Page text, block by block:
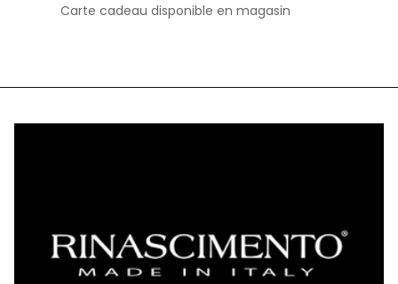
Carte cadeau disponible en magasin